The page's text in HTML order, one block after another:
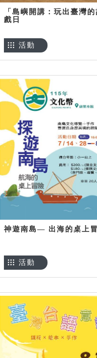
「島嶼開講：玩出臺灣
戲日
活動
神遊南島— 出海的桌上
活動